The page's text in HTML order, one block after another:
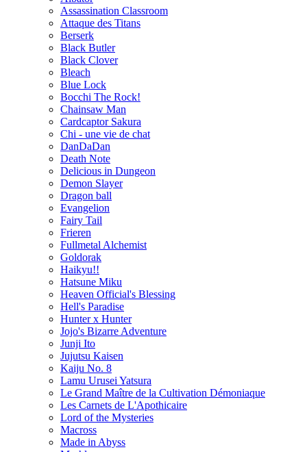
Assassination Classroom
Attaque des Titans
Berserk
Black Butler
Black Clover
Bleach
Blue Lock
Bocchi The Rock!
Chainsaw Man
Cardcaptor Sakura
Chi - une vie de chat
DanDaDan
Death Note
Delicious in Dungeon
Demon Slayer
Dragon ball
Evangelion
Fairy Tail
Frieren
Fullmetal Alchemist
Goldorak
Haikyu!!
Hatsune Miku
Heaven Official's Blessing
Hell's Paradise
Hunter x Hunter
Jojo's Bizarre Adventure
Junji Ito
Jujutsu Kaisen
Kaiju No. 8
Lamu Urusei Yatsura
Le Grand Maître de la Cultivation Démoniaque
Les Carnets de L'Apothicaire
Lord of the Mysteries
Macross
Made in Abyss